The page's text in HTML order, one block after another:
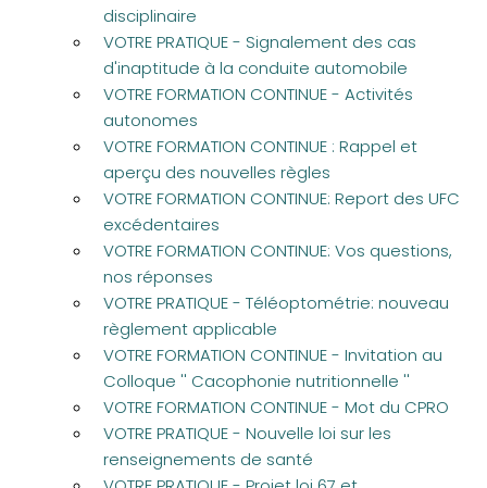
disciplinaire
VOTRE PRATIQUE - Signalement des cas
d'inaptitude à la conduite automobile
VOTRE FORMATION CONTINUE - Activités
autonomes
VOTRE FORMATION CONTINUE : Rappel et
aperçu des nouvelles règles
VOTRE FORMATION CONTINUE: Report des UFC
excédentaires
VOTRE FORMATION CONTINUE: Vos questions,
nos réponses
VOTRE PRATIQUE - Téléoptométrie: nouveau
règlement applicable
VOTRE FORMATION CONTINUE - Invitation au
Colloque '' Cacophonie nutritionnelle ''
VOTRE FORMATION CONTINUE - Mot du CPRO
VOTRE PRATIQUE - Nouvelle loi sur les
renseignements de santé